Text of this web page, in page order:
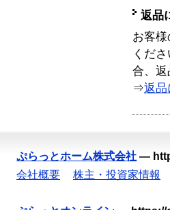
返品
お客
くだ
合、
⇒返品
ぷらっとホーム株式会社 —
会社概要
株主・投資家情報